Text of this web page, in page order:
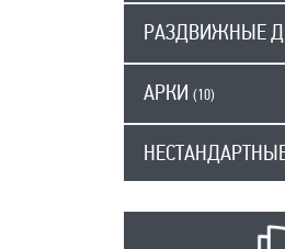
РАЗДВИЖНЫЕ
АРКИ (10)